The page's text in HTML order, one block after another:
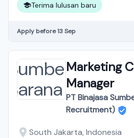
Terima lulusan baru
Apply before 13 Sep
Marketing
Manager
PT Binajasa
Recruitment)
South Jakarta, Indonesia